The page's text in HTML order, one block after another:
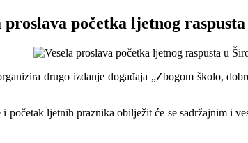
proslava početka ljetnog
drugo izdanje događaja „Zbogom školo,
početak ljetnih praznika obilježit će se sadržajnim i